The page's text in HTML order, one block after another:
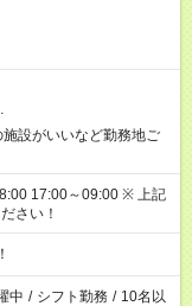
設がいいなど勤務地ご
～09:00 ※ 上記
さい！
中 / シフト勤務 / 10名以